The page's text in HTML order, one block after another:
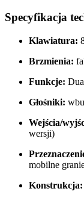
Specyfikacja
Klawiatura:
Brzmienia:
Funkcje:
Głośniki:
Wejścia/
wersji)
mobilne
Konstrukcja: